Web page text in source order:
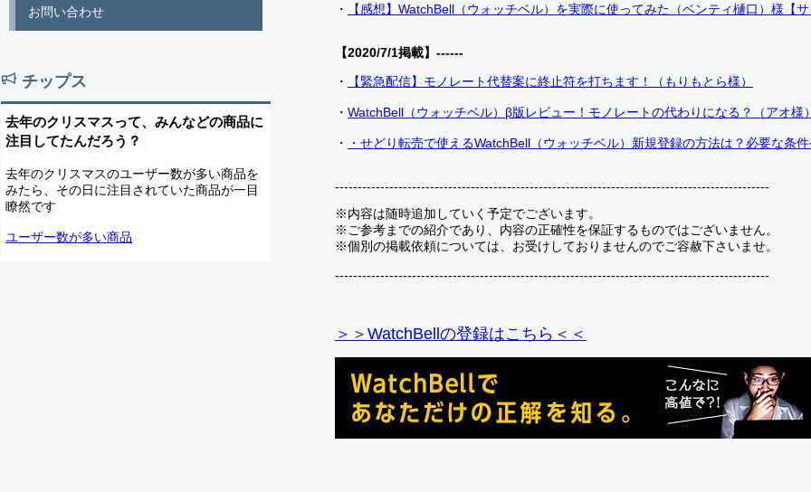
・ 【感想】WatchBell（ウォッチベル）を実際に使ってみた（ベンティ樋口）様【
【2020/7/1掲載】------
・
【緊急配信】モノレート代替案に終止符を打ちます！（もりもとら様）
・ WatchBell（ウォッチベル）β版レビュー！モノレートの代わりになる？（アオ様
・ ・せどり転売で使えるWatchBell（ウォッチベル）新規登録の方法は？必要な条
------------------------------------------------------------------------------------------------
※内容は随時追加していく予定でございます。
※ご参考までの紹介であり、内容の正確性を保証するものではございません。
※個別の掲載依頼については、お受けしておりませんのでご容赦下さいませ。
------------------------------------------------------------------------------------------------
＞＞WatchBellの登録はこちら＜＜
お問い合わせ
チップス
去年のクリスマスって、みんなどの商品に
注目してたんだろう？
去年のクリスマスのユーザー数が多い商品を
みたら、その日に注目されていた商品が一目
瞭然です
ユーザー数が多い商品